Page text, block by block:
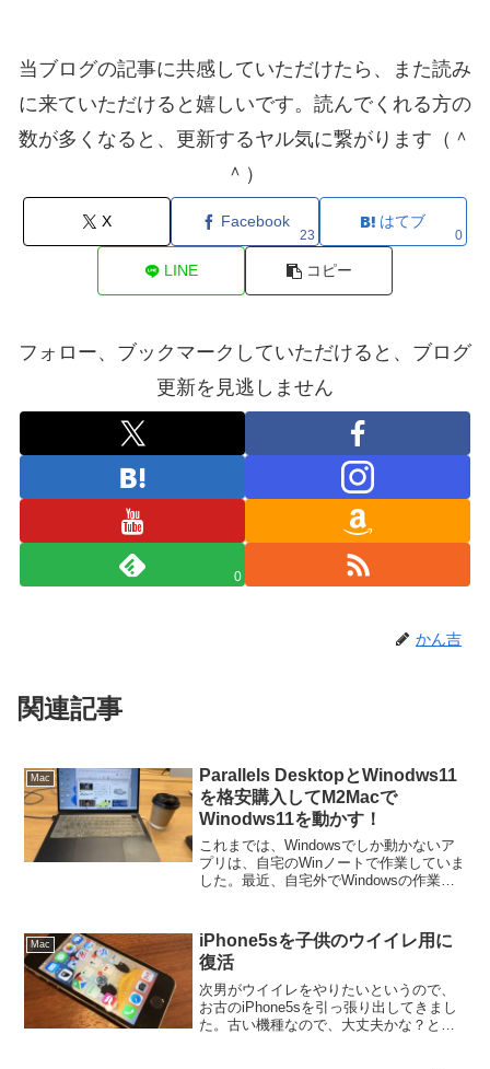
当ブログの記事に共感していただけたら、また読み
に来ていただけると嬉しいです。読んでくれる方の
数が多くなると、更新するヤル気に繋がります（＾
＾）
X Facebook
23
はてブ
0
LINE コピー
フォロー、ブックマークしていただけると、ブログ
更新を見逃しません
0
かん吉
関連記事
Mac
Parallels DesktopとWinodws11
を格安購入してM2Macで
Winodws11を動かす！
これまでは、Windowsでしか動かないア
プリは、自宅のWinノートで作業していま
した。最近、自宅外でWindowsの作業を
ールすることにしました。
Mac
iPhone5sを子供のウイイレ用に
復活
次男がウイイレをやりたいというので、
お古のiPhone5sを引っ張り出してきまし
た。古い機種なので、大丈夫かな？と思